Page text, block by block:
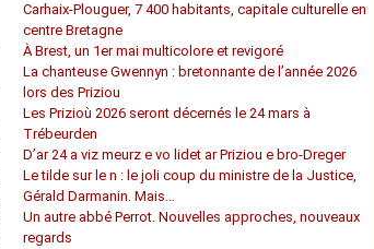
Carhaix-Plouguer, 7 400 habitants, capitale culturelle en
centre Bretagne
À Brest, un 1er mai multicolore et revigoré
La chanteuse Gwennyn : bretonnante de l’année 2026
lors des Priziou
Les Prizioù 2026 seront décernés le 24 mars à
Trébeurden
D’ar 24 a viz meurz e vo lidet ar Priziou e bro-Dreger
Le tilde sur le n : le joli coup du ministre de la Justice,
Gérald Darmanin. Mais…
Un autre abbé Perrot. Nouvelles approches, nouveaux
regards